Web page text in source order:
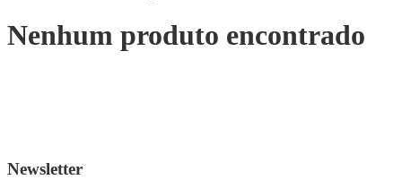
Nenhum produto encontrado
Newsletter